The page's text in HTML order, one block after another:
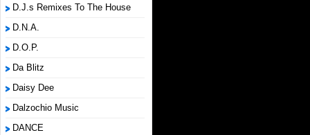
D.J.s Remixes To The House
D.N.A.
D.O.P.
Da Blitz
Daisy Dee
Dalzochio Music
DANCE